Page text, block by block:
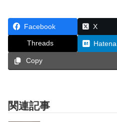
Facebook X
Threads Hatena
Copy
関連記事